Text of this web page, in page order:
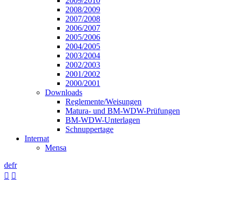
2008/2009
2007/2008
2006/2007
2005/2006
2004/2005
2003/2004
2002/2003
2001/2002
2000/2001
Downloads
Reglemente/Weisungen
Matura- und BM-WDW-Prüfungen
BM-WDW-Unterlagen
Schnuppertage
Internat
Mensa
defr
 